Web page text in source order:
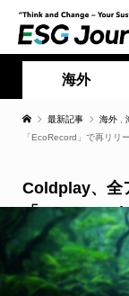
海外
最新記事 海外
「EcoRecord」で再リリ
Coldplay、全
「